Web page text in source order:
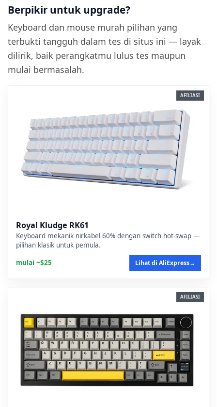
Berpikir untuk upgrade?
Keyboard dan mouse murah pilihan yang
terbukti tangguh dalam tes di situs ini — layak
dilirik, baik perangkatmu lulus tes maupun
mulai bermasalah.
AFILIASI
Royal Kludge RK61
Keyboard mekanik nirkabel 60% dengan switch hot-swap —
pilihan klasik untuk pemula.
mulai ~$25
Lihat di AliExpress→
AFILIASI